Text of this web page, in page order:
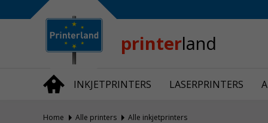
printerland
INKJETPRINTERS LASERPRINTERS
Over Printerland
Privacy
Algemene Voorwaarden
Productnieuws
Home Alle printers Alle inkjetprinters